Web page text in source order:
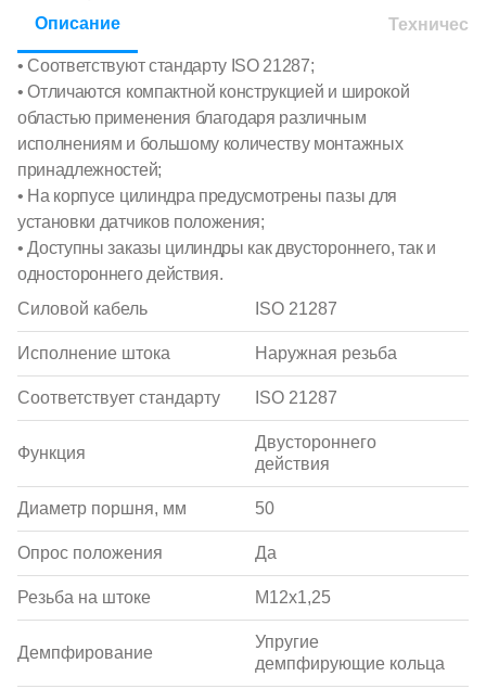
Описание
• Соответствуют стандарту ISO 21287;
• Отличаются компактной конструкцией и широкой
областью применения благодаря различным
исполнениям и большому количеству монтажных
принадлежностей;
• На корпусе цилиндра предусмотрены пазы для
установки датчиков положения;
• Доступны заказы цилиндры как двустороннего, так и
одностороннего действия.
Силовой кабель
ISO 21287
Исполнение штока Наружная резьба
Соответствует стандарту ISO 21287
Функция
Двустороннего
действия
Диаметр поршня, мм 50
Опрос положения Да
Резьба на штоке M12x1,25
Демпфирование
Упругие
демпфирующие кольца